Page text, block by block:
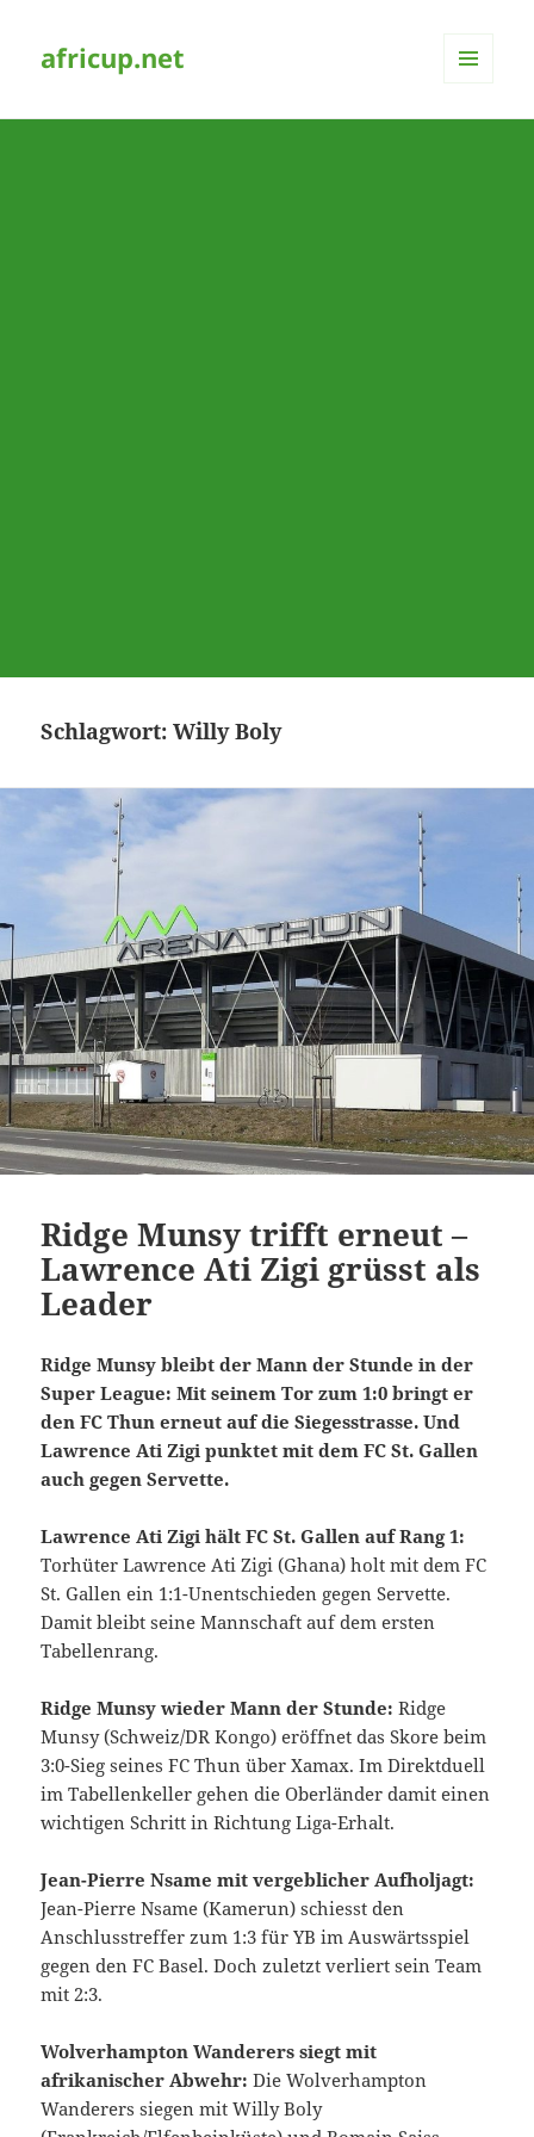
africup.net
Schlagwort:Willy Boly
Ridge Munsy trifft erneut –
Lawrence Ati Zigi grüsst als
Leader
Ridge Munsy bleibt der Mann der Stunde in der
Super League: Mit seinem Tor zum 1:0 bringt er
den FC Thun erneut auf die Siegesstrasse. Und
Lawrence Ati Zigi punktet mit dem FC St. Gallen
auch gegen Servette.
Lawrence Ati Zigi hält FC St. Gallen auf Rang 1:
Torhüter Lawrence Ati Zigi (Ghana) holt mit dem FC
St. Gallen ein 1:1-Unentschieden gegen Servette.
Damit bleibt seine Mannschaft auf dem ersten
Tabellenrang.
Ridge Munsy wieder Mann der Stunde: Ridge
Munsy (Schweiz/DR Kongo) eröffnet das Skore beim
3:0-Sieg seines FC Thun über Xamax. Im Direktduell
im Tabellenkeller gehen die Oberländer damit einen
wichtigen Schritt in Richtung Liga-Erhalt.
Jean-Pierre Nsame mit vergeblicher Aufholjagt:
Jean-Pierre Nsame (Kamerun) schiesst den
Anschlusstreffer zum 1:3 für YB im Auswärtsspiel
gegen den FC Basel. Doch zuletzt verliert sein Team
mit 2:3.
Wolverhampton Wanderers siegt mit
afrikanischer Abwehr: Die Wolverhampton
Wanderers siegen mit Willy Boly